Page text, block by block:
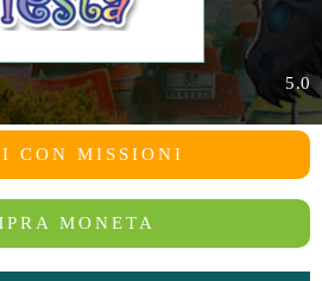
5.0
CON MISSIONI
MONETA